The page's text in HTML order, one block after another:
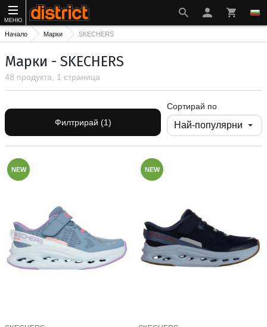
МЕНЮ
Начало Марки SKECHERS
Марки - SKECHERS
48 продукта, 1 страница
Филтрирай (1)
Сортирай по
NEW NEW